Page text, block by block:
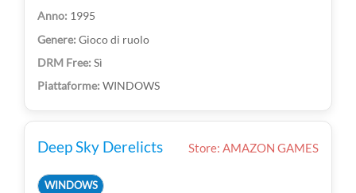
1995
Gioco di ruolo
Sì
WINDOWS
Deep Sky Derelicts Store: AMAZON GAMES
WINDOWS